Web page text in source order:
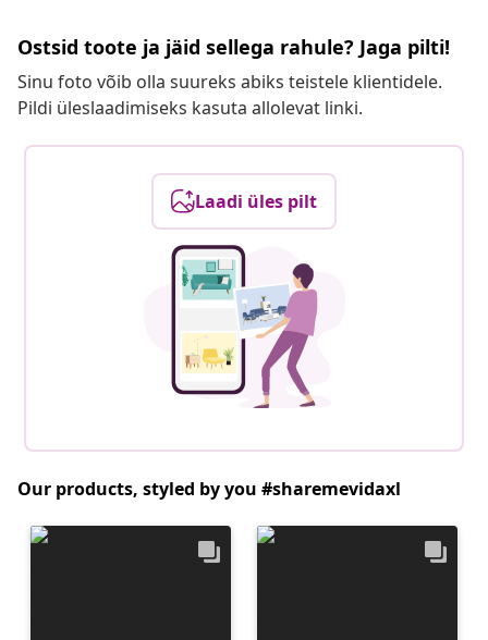
Ostsid toote ja jäid sellega rahule? Jaga pilti!
Sinu foto võib olla suureks abiks teistele klientidele.
Pildi üleslaadimiseks kasuta allolevat linki.
Laadi üles pilt
Our products, styled by you #sharemevidaxl